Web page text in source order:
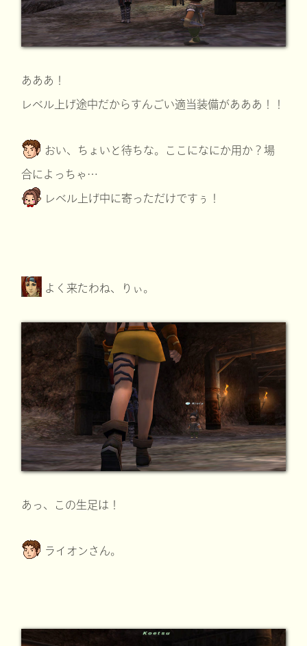
あああ！
レベル上げ途中だからすんごい適当装備があああ！！
おい、ちょいと待ちな。ここになにか用か？場
合によっちゃ…
レベル上げ中に寄っただけですぅ！
よく来たわね、りぃ。
あっ、この生足は！
ライオンさん。